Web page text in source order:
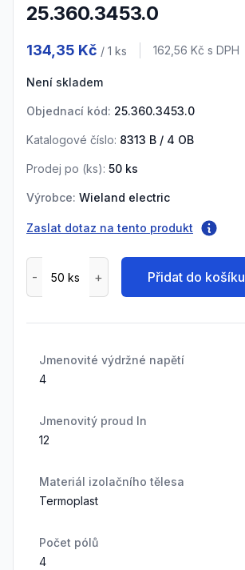
25.360.3453.0
134,35 Kč / 1 ks Cena s DPH
162,56 Kč s DPH
Není skladem
Objednací kód: 25.360.3453.0
Katalogové číslo: 8313 B / 4 OB
Prodej po (ks): 50 ks
Výrobce: Wieland electric
Zaslat dotaz na tento produkt
Přidat do košíku
Jmenovité výdržné napětí
4
Jmenovitý proud In
12
Materiál izolačního tělesa
Termoplast
Počet pólů
4